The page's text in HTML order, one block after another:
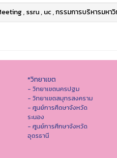
,ssru,uc,กรรมการบริหารมหา
*วิทยาเขต
- วิทยาเขตนครปฐม
- วิทยาเขตสมุทรสงคราม
- ศูนย์การศึดษาจังหวัด
ระนอง
- ศูนย์การศึกษาจังหวัด
อุดรธานี